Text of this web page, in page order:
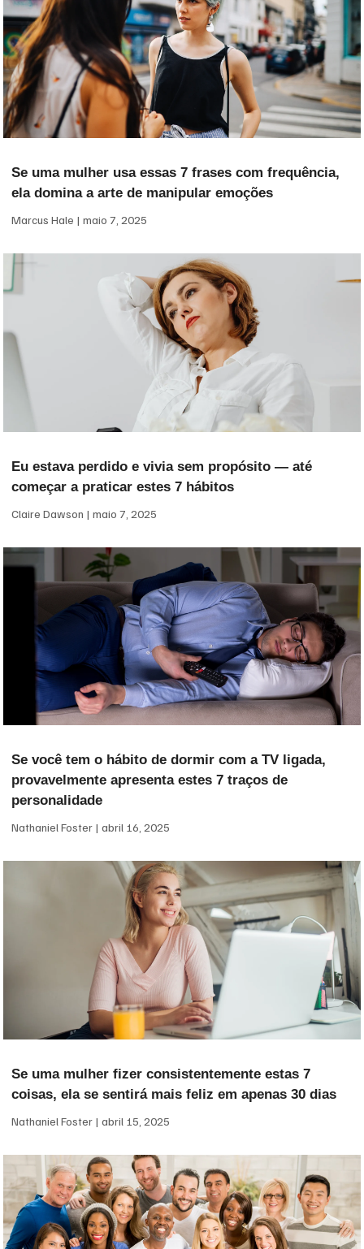
Se uma mulher usa essas 7 frases com frequência,
ela domina a arte de manipular emoções
Marcus Hale maio 7, 2025
Eu estava perdido e vivia sem propósito — até
começar a praticar estes 7 hábitos
Claire Dawson maio 7, 2025
Se você tem o hábito de dormir com a TV ligada,
provavelmente apresenta estes 7 traços de
personalidade
Nathaniel Foster abril 16, 2025
Se uma mulher fizer consistentemente estas 7
coisas, ela se sentirá mais feliz em apenas 30 dias
Nathaniel Foster abril 15, 2025